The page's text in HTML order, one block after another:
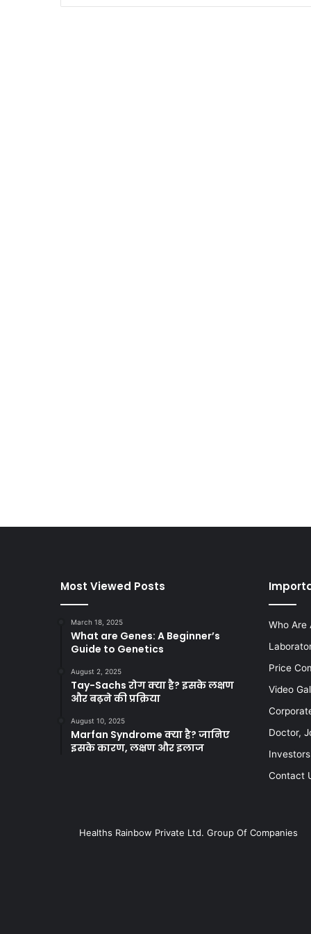
Most Viewed Posts
March 18, 2025
What are Genes: A Beginner’s
Guide to Genetics
August 2, 2025
Tay-Sachs रोग क्या है? इसके लक्षण
और बढ़ने की प्रक्रिया
August 10, 2025
Marfan Syndrome क्या है? जानिए
इसके कारण, लक्षण और इलाज
Who Are
Price
Video
Doctor,
Investors
Contact
Healths Rainbow Private Ltd. Group Of Companies